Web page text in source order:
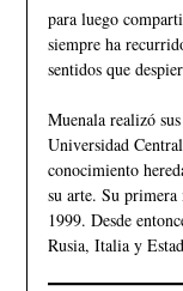
para luego
siempre ha
sentidos que
Muenala realizó
Universidad
conocimiento
su arte. Su
1999. Desde
Rusia, Italia y